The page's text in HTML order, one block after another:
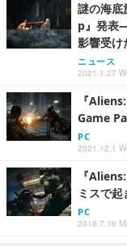
謎の海
p』発表
影響受け
ニュース
2021.1.27
『
Game
PC
2021.12.1
『
ミスで
PC
2018.7.16